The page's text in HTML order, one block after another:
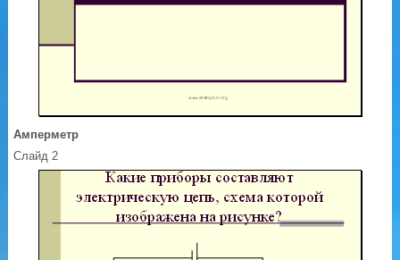
Амперметр
Слайд 2